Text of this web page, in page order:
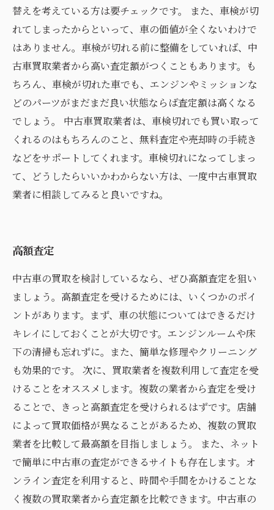
替えを考えている方は要チェックです。 また、車検が切
れてしまったからといって、車の価値が全くないわけで
はありません。車検が切れる前に整備をしていれば、中
古車買取業者から高い査定額がつくこともあります。も
ちろん、車検が切れた車でも、エンジンやミッションな
どのパーツがまだまだ良い状態ならば査定額は高くなる
でしょう。 中古車買取業者は、車検切れでも買い取って
くれるのはもちろんのこと、無料査定や売却時の手続き
などをサポートしてくれます。車検切れになってしまっ
て、どうしたらいいかわからない方は、一度中古車買取
業者に相談してみると良いですね。
高額査定
中古車の買取を検討しているなら、ぜひ高額査定を狙い
ましょう。高額査定を受けるためには、いくつかのポイ
ントがあります。まず、車の状態についてはできるだけ
キレイにしておくことが大切です。エンジンルームや床
下の清掃も忘れずに。また、簡単な修理やクリーニング
も効果的です。 次に、買取業者を複数利用して査定を受
けることをオススメします。複数の業者から査定を受け
ることで、きっと高額査定を受けられるはずです。店舗
によって買取価格が異なることがあるため、複数の買取
業者を比較して最高額を目指しましょう。 また、ネット
で簡単に中古車の査定ができるサイトも存在します。オ
ンライン査定を利用すると、時間や手間をかけることな
く複数の買取業者から査定額を比較できます。中古車の